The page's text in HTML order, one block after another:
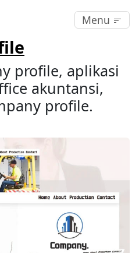
Menu
profile, aplikasi
akuntansi,
profile.